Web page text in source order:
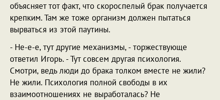
объясняет тот факт, что скороспелый брак получается
крепким. Там же тоже организм должен пытаться
вырваться из этой паутины.
- Не-е-е, тут другие механизмы, - торжествующе
ответил Игорь. - Тут совсем другая психология.
Смотри, ведь люди до брака толком вместе не жили?
Не жили. Психология полной свободы в их
взаимоотношениях не выработалась? Не